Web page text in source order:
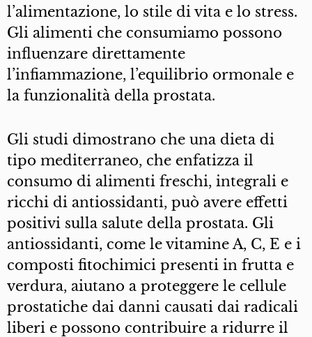
l’alimentazione, lo stile di vita e lo stress.
Gli alimenti che consumiamo possono
influenzare direttamente
l’infiammazione, l’equilibrio ormonale e
la funzionalità della prostata.
Gli studi dimostrano che una dieta di
tipo mediterraneo, che enfatizza il
consumo di alimenti freschi, integrali e
ricchi di antiossidanti, può avere effetti
positivi sulla salute della prostata. Gli
antiossidanti, come le vitamine A, C, E e i
composti fitochimici presenti in frutta e
verdura, aiutano a proteggere le cellule
prostatiche dai danni causati dai radicali
liberi e possono contribuire a ridurre il